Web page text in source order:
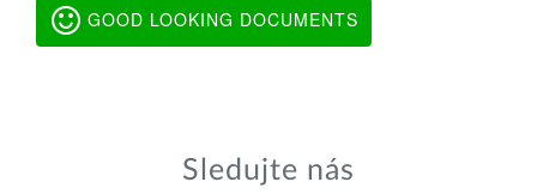
GOOD LOOKING DOCUMENTS
Sledujte nás